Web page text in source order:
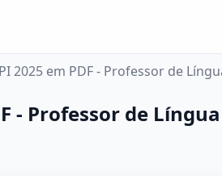
2025 em PDF - Professor de
- Professor de